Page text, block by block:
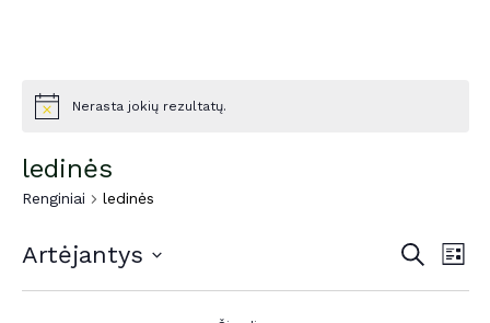
Nerasta jokių rezultatų.
ledinės
Renginiai ledinės
Paieška
Artėjantys